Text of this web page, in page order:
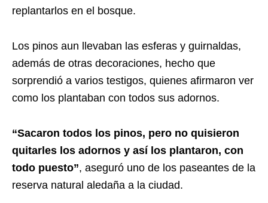
replantarlos en el bosque.
Los pinos aun llevaban las esferas y guirnaldas,
además de otras decoraciones, hecho que
sorprendió a varios testigos, quienes afirmaron ver
como los plantaban con todos sus adornos.
“Sacaron todos los pinos, pero no quisieron
quitarles los adornos y así los plantaron, con
todo puesto”, aseguró uno de los paseantes de la
reserva natural aledaña a la ciudad.